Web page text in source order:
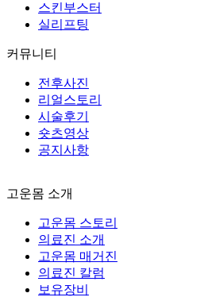
스킨부스터
실리프팅
커뮤니티
전후사진
리얼스토리
시술후기
숏츠영상
공지사항
고운몸 소개
고운몸 스토리
의료진 소개
고운몸 매거진
의료진 칼럼
보유장비